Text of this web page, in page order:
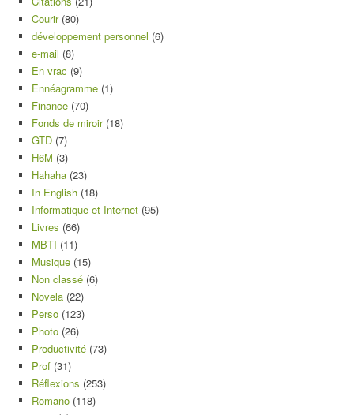
Courir(80)
développement personnel (6)
e-mail (8)
En vrac (9)
Ennéagramme (1)
Finance (70)
Fonds de miroir(18)
GTD (7)
H6M (3)
Hahaha (23)
In English (18)
Informatique et Internet (95)
Livres (66)
MBTI (11)
Musique (15)
Non classé (6)
Novela (22)
Perso (123)
Photo (26)
Productivité (73)
Prof (31)
Réflexions (253)
Romano (118)